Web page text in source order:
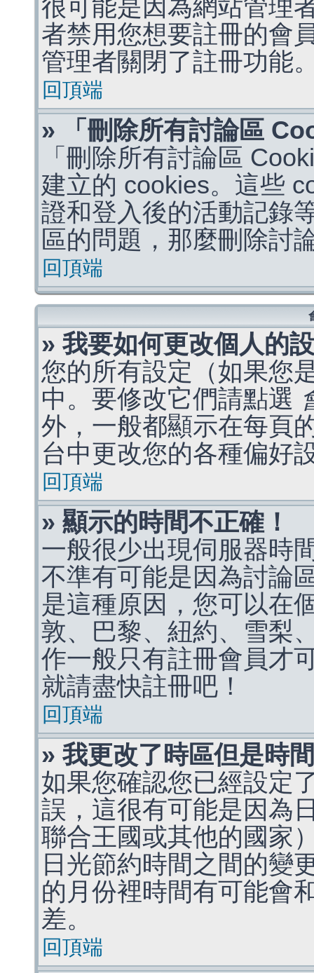
很可能是因為網站管理
者禁用您想要註冊的會
管理者關閉了註冊功能
回頂端
» 「刪除所有討論區
「刪除所有討論區
建立的 cookies。這些
證和登入後的活動記錄
區的問題，那麼刪除討
回頂端
» 我要如何更改個人的
您的所有設定（如果您
中。要修改它們請點選
外，一般都顯示在每頁
台中更改您的各種偏好
回頂端
» 顯示的時間不正確！
一般很少出現伺服器時
不準有可能是因為討論
是這種原因，您可以在
敦、巴黎、紐約、雪梨
作一般只有註冊會員才
就請盡快註冊吧！
回頂端
» 我更改了時區但是時
如果您確認您已經設定
誤，這很有可能是因為
聯合王國或其他的國家
日光節約時間之間的變
的月份裡時間有可能會
差。
回頂端